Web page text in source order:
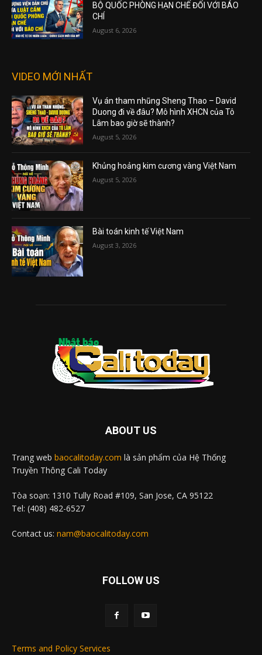
BỘ QUỐC PHÒNG HẠN CHẾ ĐỐI VỚI BÁO
CHÍ
August 6, 2026
VIDEO MỚI NHẤT
Vụ án tham nhũng Sheng Thao – David
Duong đi về đâu? Mô hình XHCN của Tô
Lâm bao giờ sẽ thành?
August 5, 2026
Khủng hoảng kim cương vàng Việt Nam
August 5, 2026
Bài toán kinh tế Việt Nam
August 3, 2026
ABOUT US
Trang web baocalitoday.com là sản phẩm của Hệ Thống
Truyền Thông Cali Today
Tòa soạn: 1310 Tully Road #109, San Jose, CA 95122
Tel: (408) 482-6527
Contact us: nam@baocalitoday.com
FOLLOW US
Terms and Policy Services